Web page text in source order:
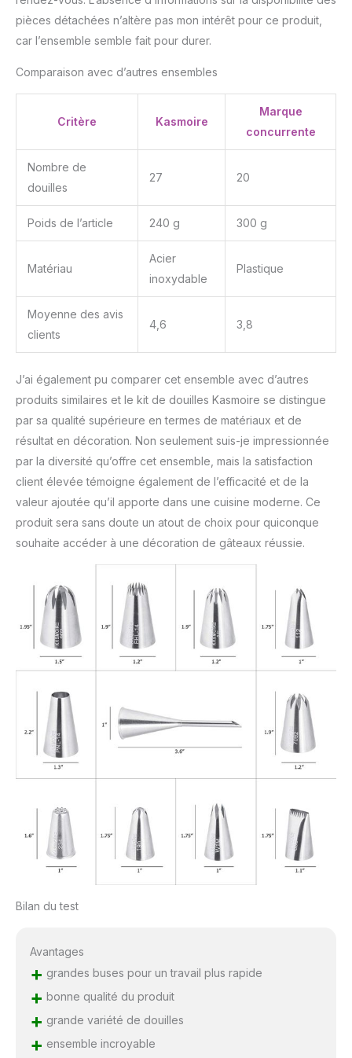
pièces détachées n’altère pas mon intérêt pour ce produit,
car l’ensemble semble fait pour durer.
Comparaison avec d’autres ensembles
Critère Kasmoire
Marque
concurrente
Nombre de
douilles
27 20
Poids de l’article 240 g 300 g
Matériau
Acier
inoxydable
Plastique
Moyenne des avis
clients
4,6 3,8
J’ai également pu comparer cet ensemble avec d’autres
produits similaires et le kit de douilles Kasmoire se distingue
par sa qualité supérieure en termes de matériaux et de
résultat en décoration. Non seulement suis-je impressionnée
par la diversité qu’offre cet ensemble, mais la satisfaction
client élevée témoigne également de l’efficacité et de la
valeur ajoutée qu’il apporte dans une cuisine moderne. Ce
produit sera sans doute un atout de choix pour quiconque
souhaite accéder à une décoration de gâteaux réussie.
Bilan du test
Avantages
+ grandes buses pour un travail plus rapide
+ bonne qualité du produit
+ grande variété de douilles
+ ensemble incroyable